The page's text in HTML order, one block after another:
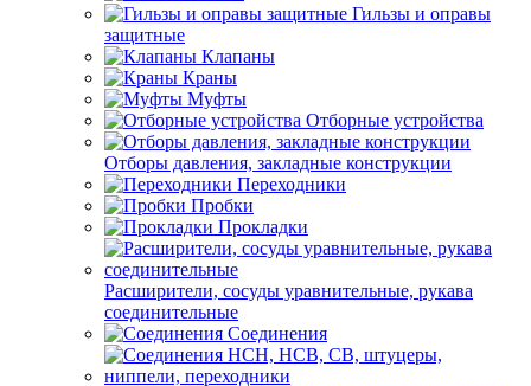
Гильзы и оправы
защитные
Клапаны
Краны
Муфты
Отборные устройства
Отборы давления, закладные конструкции
Переходники
Пробки
Прокладки
Расширители, сосуды уравнительные, рукава
соединительные
Соединения